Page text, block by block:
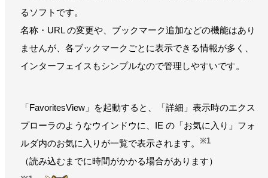
るソフトです。
名称・URL の変更や、ブックマーク追加などの機能はあり
ませんが、各ブックマークごとに表示できる情報が多く、
インターフェイスもシンプルなので管理しやすいです。
「FavoritesView」を起動すると、「詳細」表示時のエクス
プローラのようなウインドウに、IE の「お気に入り」フォ
ルダ内のお気に入りが一覧で表示されます。 ※1
（読み込むまでに時間がかかる場合があります）